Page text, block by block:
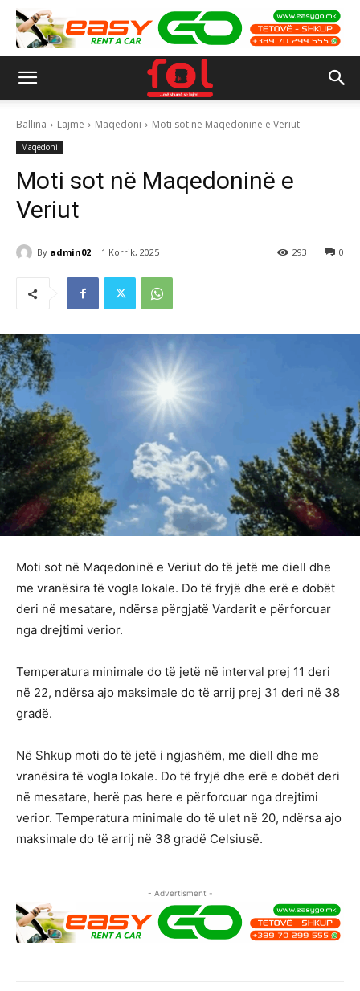
Ballina Lajme Maqedoni Moti sot në Maqedoninë e Veriut
Maqedoni
Moti sot në Maqedoninë e
Veriut
By admin02 1 Korrik, 2025 0
293
Moti sot në Maqedoninë e Veriut do të jetë me diell dhe
me vranësira të vogla lokale. Do të fryjë dhe erë e dobët
deri në mesatare, ndërsa përgjatë Vardarit e përforcuar
nga drejtimi verior.
Temperatura minimale do të jetë në interval prej 11 deri
në 22, ndërsa ajo maksimale do të arrij prej 31 deri në 38
gradë.
Në Shkup moti do të jetë i ngjashëm, me diell dhe me
vranësira të vogla lokale. Do të fryjë dhe erë e dobët deri
në mesatare, herë pas here e përforcuar nga drejtimi
verior. Temperatura minimale do të ulet në 20, ndërsa ajo
maksimale do të arrij në 38 gradë Celsiusë.
- Advertisment -